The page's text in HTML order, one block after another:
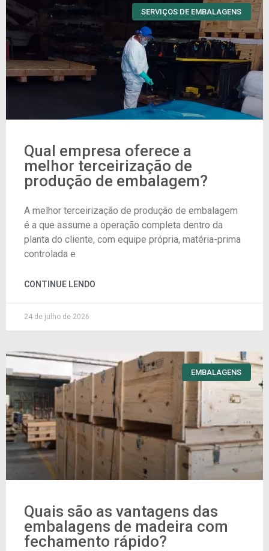
SERVIÇOS DE EMBALAGENS
Qual empresa oferece a
melhor terceirização de
produção de embalagem?
A melhor terceirização de produção de embalagem
é a que assume a operação completa dentro da
planta do cliente, com equipe própria, matéria-prima
controlada e
CONTINUE LENDO
24 de julho de 2026
EMBALAGENS
Quais são as vantagens das
embalagens de madeira com
fechamento rápido?